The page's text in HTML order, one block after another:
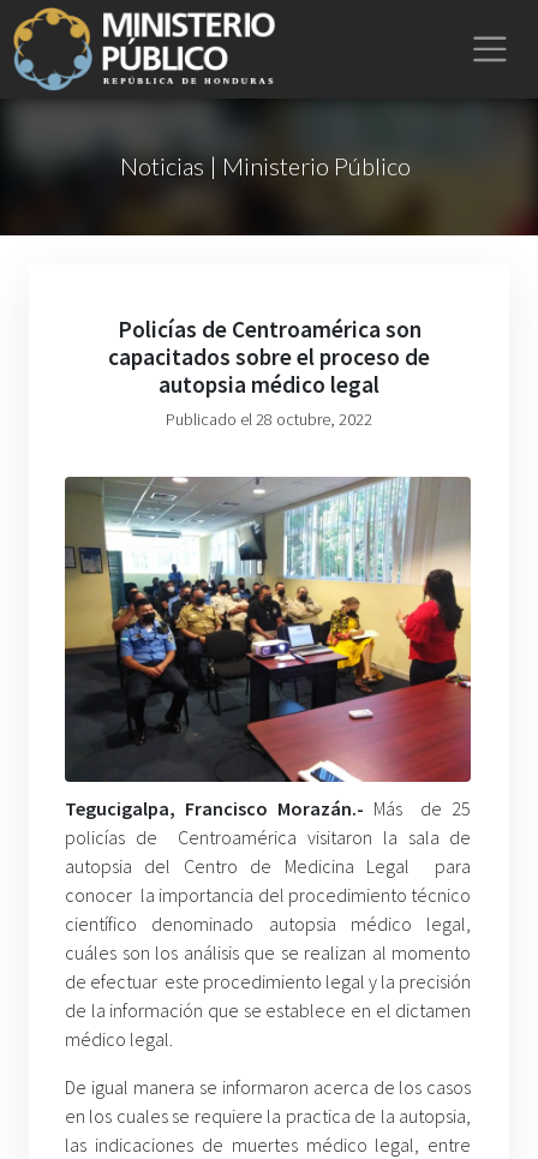
Noticias | Ministerio Público
Policías de Centroamérica son
capacitados sobre el proceso de
autopsia médico legal
Publicado el 28 octubre, 2022
Tegucigalpa, Francisco Morazán.- Más de 25
policías de Centroamérica visitaron la sala de
autopsia del Centro de Medicina Legal para
conocer la importancia del procedimiento técnico
científico denominado autopsia médico legal,
cuáles son los análisis que se realizan al momento
de efectuar este procedimiento legal y la precisión
de la información que se establece en el dictamen
médico legal.
De igual manera se informaron acerca de los casos
en los cuales se requiere la practica de la autopsia,
las indicaciones de muertes médico legal, entre